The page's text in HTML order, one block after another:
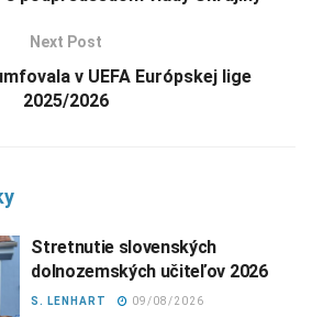
Next Post
v UEFA Európskej lige
2025/2026
Stretnutie slovenských
dolnozemských učiteľov 2026
S. LENHART 09/08/2026